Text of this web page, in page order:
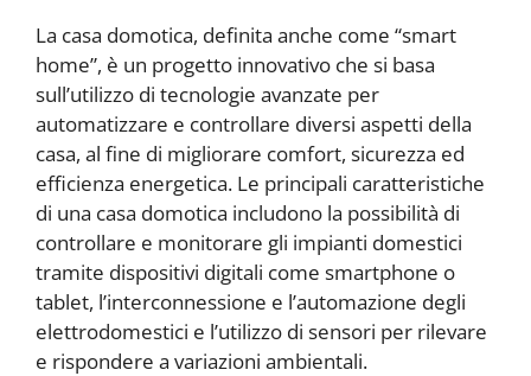
La casa domotica, definita anche come “smart
home”, è un progetto innovativo che si basa
sull’utilizzo di tecnologie avanzate per
automatizzare e controllare diversi aspetti della
casa, al fine di migliorare comfort, sicurezza ed
efficienza energetica. Le principali caratteristiche
di una casa domotica includono la possibilità di
controllare e monitorare gli impianti domestici
tramite dispositivi digitali come smartphone o
tablet, l’interconnessione e l’automazione degli
elettrodomestici e l’utilizzo di sensori per rilevare
e rispondere a variazioni ambientali.